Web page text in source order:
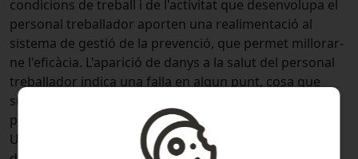
condicions de treball i de l'activitat que desenvolupa el
personal treballador aporten una realimentació al
sistema de gestió de la prevenció, que permet millorar-
ne l'eficàcia. L'aparició de danys a la salut del personal
treballador indica una falla en algun punt, cosa que
subratlla la importància de revisar les mesures
preventives per corregir-les.
Una anàlisi detallada de les causes predominants